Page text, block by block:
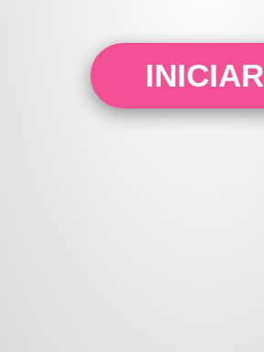
INICIAR